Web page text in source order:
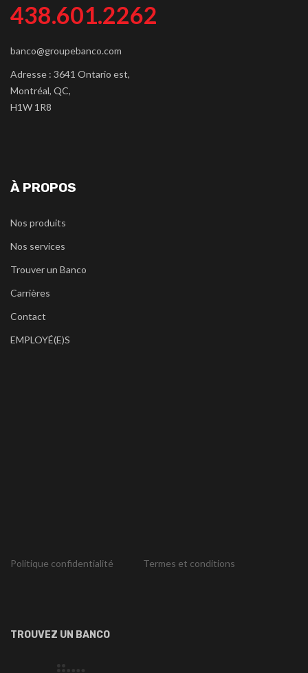
438.601.2262
banco@groupebanco.com
Adresse : 3641 Ontario est,
Montréal, QC,
H1W 1R8
À PROPOS
Nos produits
Nos services
Trouver un Banco
Carrières
Contact
EMPLOYÉ(E)S
Politique confidentialité Termes et conditions
TROUVEZ UN BANCO